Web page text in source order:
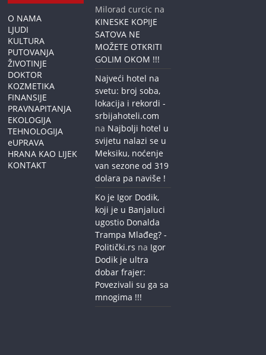
O NAMA
LJUDI
KULTURA
PUTOVANJA
ŽIVOTINJE
DOKTOR
KOZMETIKA
FINANSIJE
PRAVNAPITANJA
EKOLOGIJA
TEHNOLOGIJA
eUPRAVA
HRANA KAO LIJEK
KONTAKT
Milorad curcic na
KINESKE KOPIJE
SATOVA NE
MOŽETE OTKRITI
GOLIM OKOM !!!
Najveći hotel na
svetu: broj soba,
lokacija i rekordi -
srbijahoteli.com
na Najbolji hotel u
svijetu nalazi se u
Meksiku, noćenje
van sezone od 319
dolara pa naviše !
Ko je Igor Dodik,
koji je u Banjaluci
ugostio Donalda
Trampa Mlađeg? -
Politički.rs na Igor
Dodik je ultra
dobar frajer:
Povezivali su ga sa
mnogima !!!